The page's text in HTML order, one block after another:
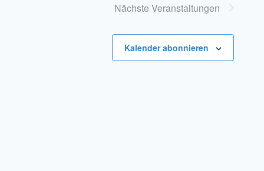
Nächste Veranstaltungen
Kalender abonnieren